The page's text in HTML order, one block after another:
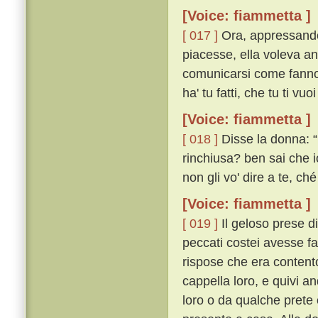
[Voice: fiammetta ]
[ 017 ] Ora,
piacesse, ella voleva
comunicarsi come
ha' tu fatti, che tu ti
[Voice: fiammetta ]
[ 018 ] Disse la donna:
rinchiusa? ben sai che
non gli vo' dire a te,
[Voice: fiammetta ]
[ 019 ] Il geloso prese
peccati costei avesse
rispose che era
cappella loro, e quivi
loro o da qualche